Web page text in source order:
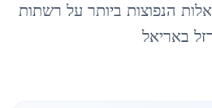
הנפוצות ביותר על רשתות
באריאל